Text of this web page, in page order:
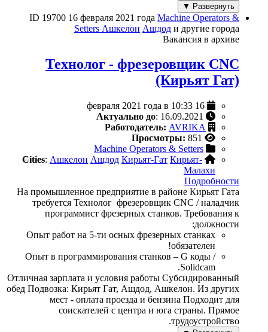
Развернуть ▼
ID 19700 16 февраля 2021 года Machine Operators &
Setters Ашкелон Ашдод и другие города
Вакансия в архиве
Технолог - фрезеровщик CNC
(Кирьят Гат)
Актуально до: 16.09.2021
Работодатель: AVRIKA
Просмотры: 851
Machine Operators & Setters
Cities: Ашкелон Ашдод Кирьят-Гат Кирьят-
Малахи
Подробности
На промышленное предприятие в районе Кирьят Гата
требуется Технолог фрезеровщик CNC / наладчик
программист фрезерных станков. Требования к
должности:
Опыт работ на 5-ти осных фрезерных станках
обязателен!
Опыт в программирования станков – G коды /
Solidcam.
Отличная зарплата и условия работы Субсидированный
обед Подвозка: Кирьят Гат, Ашдод, Ашкелон. Из других
мест - оплата проезда и бензина Подходит для
соискателей с центра и юга страны. Прямое
трудоустройство.